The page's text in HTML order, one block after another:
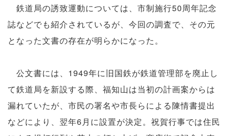
鉄道局の誘致運動については、市制施行50周年記念
誌などでも紹介されているが、今回の調査で、その元
となった文書の存在が明らかになった。
公文書には、1949年に旧国鉄が鉄道管理部を廃止し
て鉄道局を新設する際、福知山は当初の計画案からは
漏れていたが、市民の署名や市長らによる陳情書提出
などにより、翌年6月に設置が決定。祝賀行事では住民